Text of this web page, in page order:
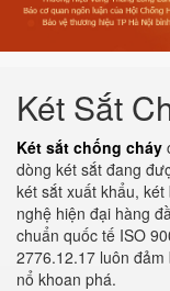
Két Sắt
Két sắt chống cháy
dòng két sắt đang
két sắt xuất khẩu,
nghệ hiện đại hàng
chuẩn quốc tế ISO
2776.12.17 luôn
nổ khoan phá.